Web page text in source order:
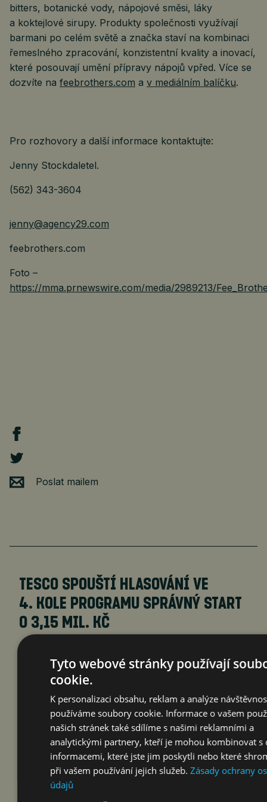
bitters, botanické vody, nápojové směsi, láky
a koktejlové sirupy. Produkty společnosti využívají
barmani po celém světě a značka staví na kombinaci
řemeslného zpracování, konzistentní kvality a inovací,
které posouvají umění přípravy nápojů vpřed. Více se
dozvíte na feebrothers.com a v mediálním balíčku.
Pro rozhovory a další informace kontaktujte:
Jenny Stockdaletel.
(562) 343-3604
jenny@agency29.com
feebrothers.com
Foto –
https://mma.prnewswire.com/media/2989213/
Poslat mailem
TESCO SPOUŠTÍ HLASOVÁNÍ VE
4. KOLE PROGRAMU SPRÁVNÝ START
O 3,15 MIL. KČ
čtk
Tyto webové stránky používají
cookie.
K personalizaci obsahu, reklam a analýze
používáme soubory cookie. Informace o vašem
našich stránek také sdílíme s našimi reklamními a
analytickými partnery, kteří je mohou kombinovat s
informacemi, které jste jim poskytli nebo které
při vašem používání jejich služeb.Zásady ochrany
údajů